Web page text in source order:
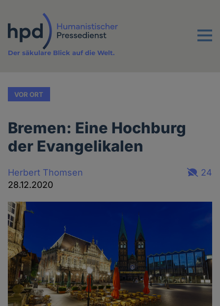
Inhalt
Menu
Der säkulare Blick auf die Welt.
VOR ORT
Bremen: Eine Hochburg
der Evangelikalen
Herbert Thomsen
28.12.2020
24